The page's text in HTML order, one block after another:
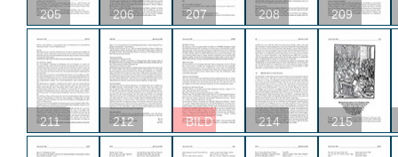
205 206 207 208 209
211 212 BILD 214 215